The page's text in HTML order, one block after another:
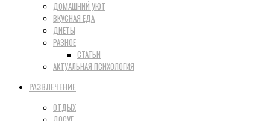
ДОМАШНИЙ УЮТ
ВКУСНАЯ ЕДА
ДИЕТЫ
РАЗНОЕ
СТАТЬИ
АКТУАЛЬНАЯ ПСИХОЛОГИЯ
РАЗВЛЕЧЕНИЕ
ОТДЫХ